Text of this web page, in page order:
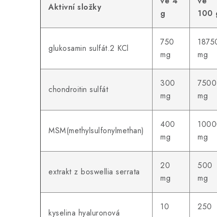
Aktivní složky
g
100
glukosamin sulfát.2 KCl
750
mg
mg
chondroitin sulfát
300
mg
7500
mg
MSM(methylsulfonylmethan)
400
mg
mg
extrakt z boswellia serrata
20
mg
500
mg
kyselina hyaluronová
10
250